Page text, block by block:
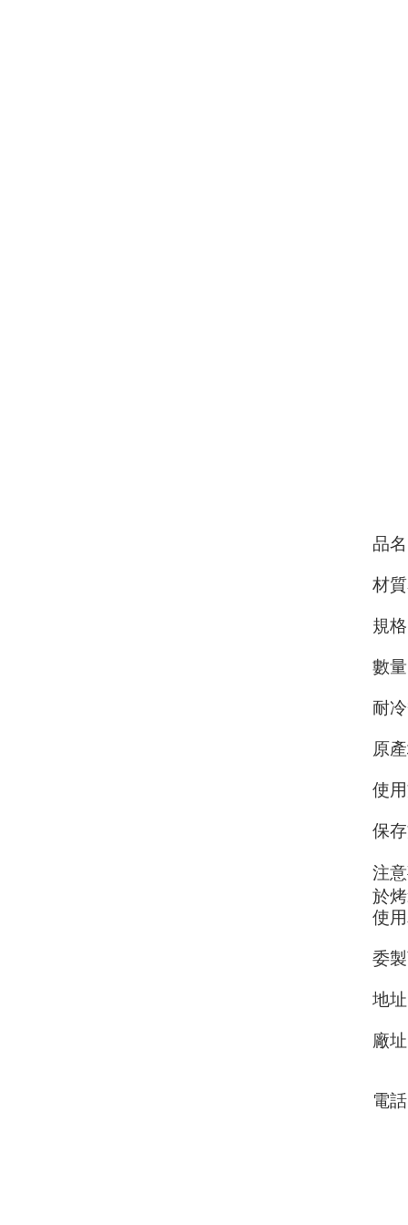
品
材
規
數
耐
原
使
保
注
於
使
委
地
廠
電